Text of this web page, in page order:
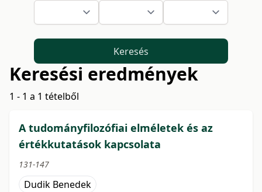
Keresés
Keresési eredmények
1 - 1 a 1 tételből
A tudományfilozófiai elméletek és az
értékkutatások kapcsolata
131-147
Dudik Benedek